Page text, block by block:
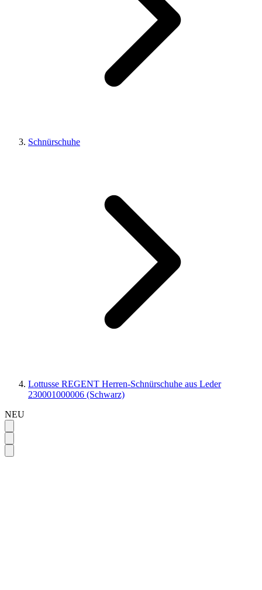
Schnürschuhe
Lottusse REGENT Herren-Schnürschuhe aus Leder
230001000006 (Schwarz)
NEU